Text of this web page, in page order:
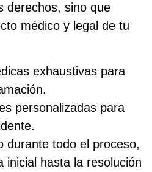
derechos, sino que
médico y legal de tu
exhaustivas para
personalizadas para
durante todo el proceso,
inicial hasta la resolución